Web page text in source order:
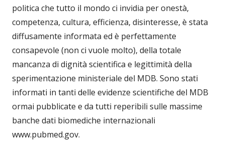
politica che tutto il mondo ci invidia per onestà,
competenza, cultura, efficienza, disinteresse, è stata
diffusamente informata ed è perfettamente
consapevole (non ci vuole molto), della totale
mancanza di dignità scientifica e legittimità della
sperimentazione ministeriale del MDB. Sono stati
informati in tanti delle evidenze scientifiche del MDB
ormai pubblicate e da tutti reperibili sulle massime
banche dati biomediche internazionali
www.pubmed.gov.